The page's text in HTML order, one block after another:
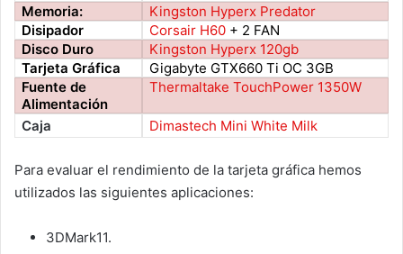
Memoria:
Kingston Hyperx Predator
Disipador
Corsair H60 + 2 FAN
Disco Duro
Kingston Hyperx 120gb
Tarjeta Gráfica
Gigabyte GTX660 Ti OC 3GB
Fuente de
Alimentación
Thermaltake TouchPower 1350W
Caja Dimastech Mini White Milk
Para evaluar el rendimiento de la tarjeta gráfica hemos
utilizados las siguientes aplicaciones:
3DMark11.